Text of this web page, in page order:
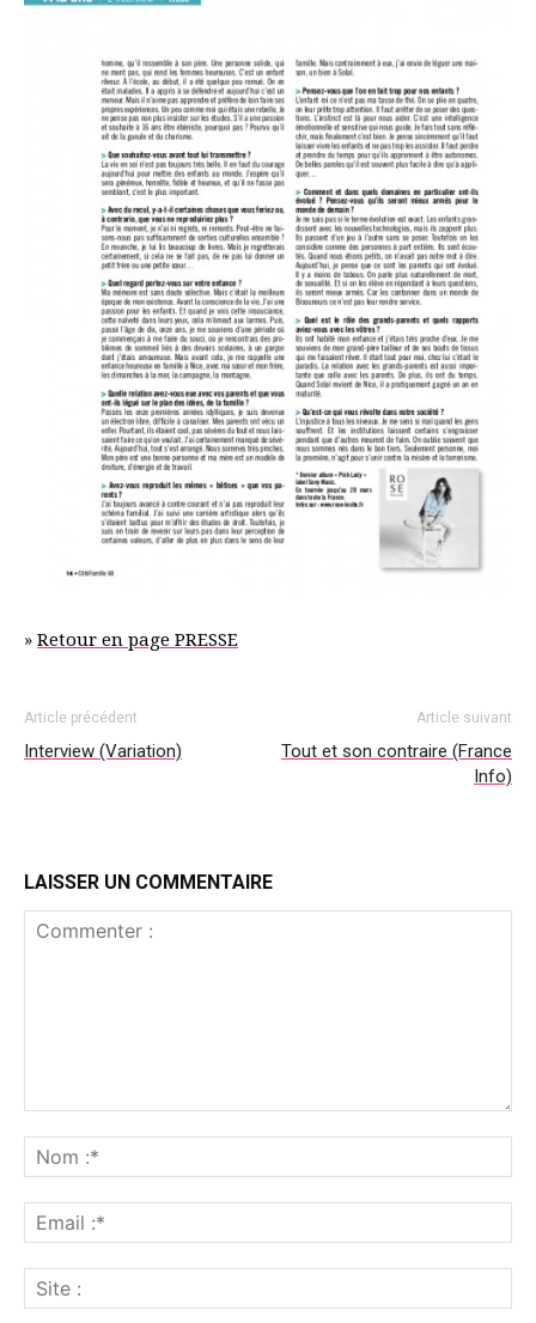
» Retour en page PRESSE
Article précédent
Interview (Variation)
Article suivant
Tout et son contraire (France
Info)
LAISSER UN COMMENTAIRE